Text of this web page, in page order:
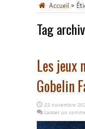
Accueil »
Tag
Les jeux
Gobelin
22 novembre
Laisser un